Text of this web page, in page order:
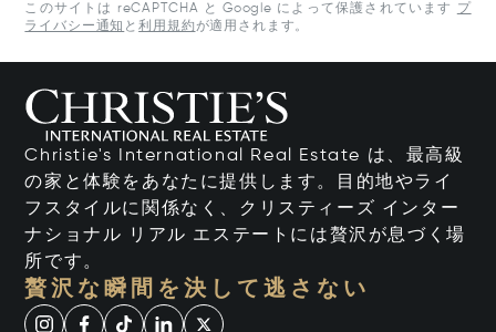
このサイトは reCAPTCHA と Google によって保護されています
プ
ライバシー通知 と利用規約が適用されます。
Christie's International Real Estate は、最高級
の家と体験をあなたに提供します。目的地やライ
フスタイルに関係なく、クリスティーズ インター
ナショナル リアル エステートには贅沢が息づく場
所です。
贅沢な瞬間を決して逃さない